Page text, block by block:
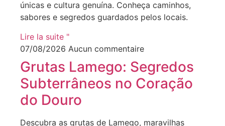
únicas e cultura genuína. Conheça caminhos,
sabores e segredos guardados pelos locais.
Lire la suite "
07/08/2026 Aucun commentaire
Grutas Lamego: Segredos
Subterrâneos no Coração
do Douro
Descubra as grutas de Lamego, maravilhas